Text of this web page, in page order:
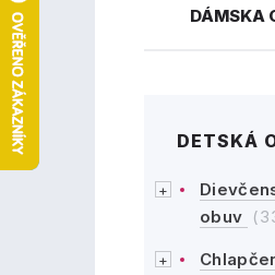
DÁMSKA
DETSKÁ
obuv